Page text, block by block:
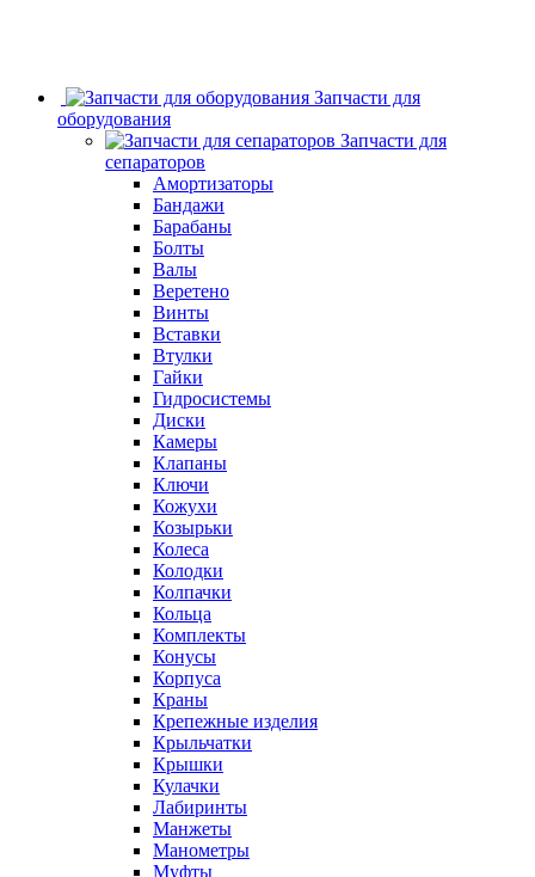
Запчасти для
оборудования
Запчасти для
сепараторов
Амортизаторы
Бандажи
Барабаны
Болты
Валы
Веретено
Винты
Вставки
Втулки
Гайки
Гидросистемы
Диски
Камеры
Клапаны
Ключи
Кожухи
Козырьки
Колеса
Колодки
Колпачки
Кольца
Комплекты
Конусы
Корпуса
Краны
Крепежные изделия
Крыльчатки
Крышки
Кулачки
Лабиринты
Манжеты
Манометры
Муфты